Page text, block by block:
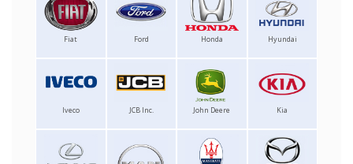
Fiat Ford Honda Hyundai
Iveco JCB Inc. John Deere Kia